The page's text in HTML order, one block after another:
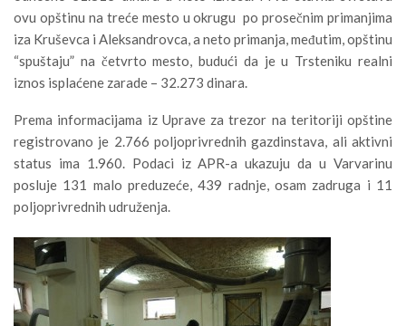
ovu opštinu na treće mesto u okrugu po prosečnim primanjima
iza Kruševca i Aleksandrovca, a neto primanja, međutim, opštinu
“spuštaju” na četvrto mesto, budući da je u Trsteniku realni
iznos isplaćene zarade – 32.273 dinara.
Prema informacijama iz Uprave za trezor na teritoriji opštine
registrovano je 2.766 poljoprivrednih gazdinstava, ali aktivni
status ima 1.960. Podaci iz APR-a ukazuju da u Varvarinu
posluje 131 malo preduzeće, 439 radnje, osam zadruga i 11
poljoprivrednih udruženja.